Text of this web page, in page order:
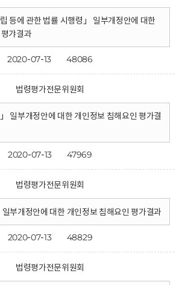
등에 관한 법률 시행령」 일부개정안에 대한
갸결과
2020-07-13 48086
법령평가전문위원회
일부개정안에 대한 개인정보 침해요인 평가결
2020-07-13 47969
법령평가전문위원회
일부개정안에 대한 개인정보 침해요인 평가결과
2020-07-13 48829
법령평가전문위원회